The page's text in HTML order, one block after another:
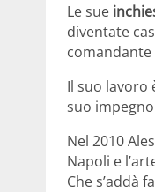
Le sue
diventate
comandante
Il suo lavoro
suo
Nel 2010
Napoli e
Che s’addà